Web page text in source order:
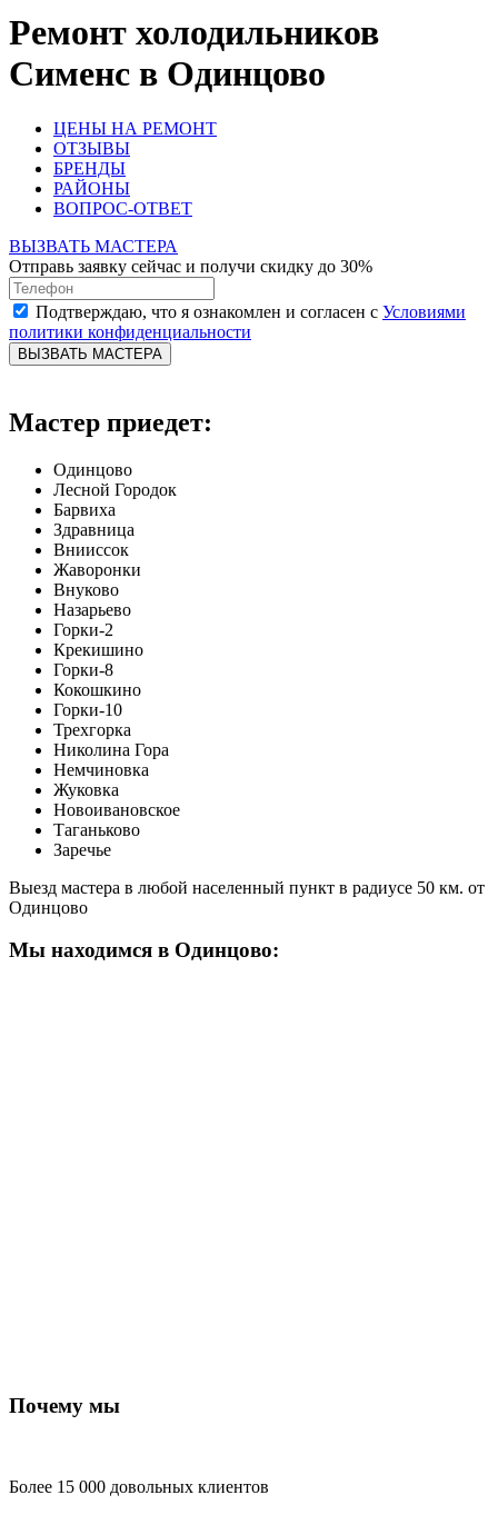
Ремонт холодильников
Сименс в Одинцово
ЦЕНЫ НА РЕМОНТ
ОТЗЫВЫ
БРЕНДЫ
РАЙОНЫ
ВОПРОС-ОТВЕТ
ВЫЗВАТЬ МАСТЕРА
Отправь заявку сейчас и получи скидку до 30%
Подтверждаю, что я ознакомлен и согласен с Условиями
политики конфиденциальности
ВЫЗВАТЬ МАСТЕРА
Мастер приедет:
Одинцово
Лесной Городок
Барвиха
Здравница
Внииссок
Жаворонки
Внуково
Назарьево
Горки-2
Крекишино
Горки-8
Кокошкино
Горки-10
Трехгорка
Николина Гора
Немчиновка
Жуковка
Новоивановское
Таганьково
Заречье
Выезд мастера в любой населенный пункт в радиусе 50 км. от
Одинцово
Мы находимся в Одинцово:
Почему мы
Более 15 000 довольных клиентов